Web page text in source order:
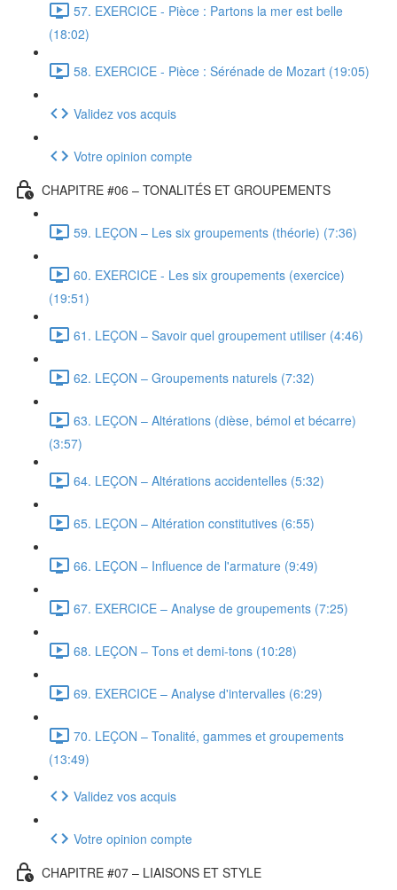
57. EXERCICE - Pièce : Partons la mer est belle
(18:02)
58. EXERCICE - Pièce : Sérénade de Mozart (19:05)
Validez vos acquis
Votre opinion compte
CHAPITRE #06 – TONALITÉS ET GROUPEMENTS
59. LEÇON – Les six groupements (théorie) (7:36)
60. EXERCICE - Les six groupements (exercice)
(19:51)
61. LEÇON – Savoir quel groupement utiliser (4:46)
62. LEÇON – Groupements naturels (7:32)
63. LEÇON – Altérations (dièse, bémol et bécarre)
(3:57)
64. LEÇON – Altérations accidentelles (5:32)
65. LEÇON – Altération constitutives (6:55)
66. LEÇON – Influence de l'armature (9:49)
67. EXERCICE – Analyse de groupements (7:25)
68. LEÇON – Tons et demi-tons (10:28)
69. EXERCICE – Analyse d'intervalles (6:29)
70. LEÇON – Tonalité, gammes et groupements
(13:49)
Validez vos acquis
Votre opinion compte
CHAPITRE #07 – LIAISONS ET STYLE